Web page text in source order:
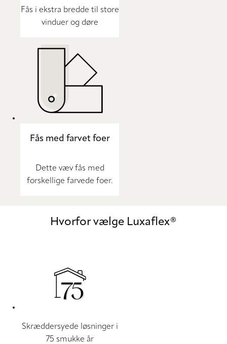
Fås i ekstra bredde til store
vinduer og døre
Fås med farvet foer
Dette væv fås med
forskellige farvede foer.
Hvorfor vælge Luxaflex®
Skræddersyede løsninger i
75 smukke år